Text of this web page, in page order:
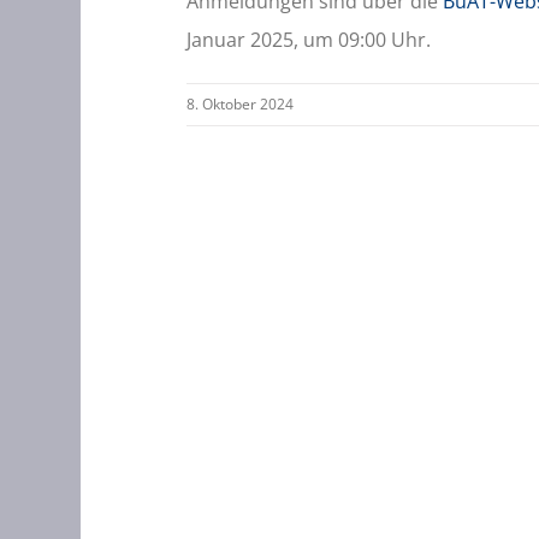
Januar 2025, um 09:00 Uhr.
8. Oktober 2024